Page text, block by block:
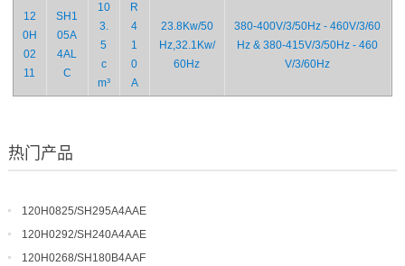
12
0H
02
11
SH1
05A
4AL
C
10
3.
5
c
m³
R
4
1
0
A
23.8Kw/50
Hz,32.1Kw/
60Hz
380-400V/3/50Hz - 460V/3/60
Hz & 380-415V/3/50Hz - 460
V/3/60Hz
热门产品
120H0825/SH295A4AAE
120H0292/SH240A4AAE
120H0268/SH180B4AAF